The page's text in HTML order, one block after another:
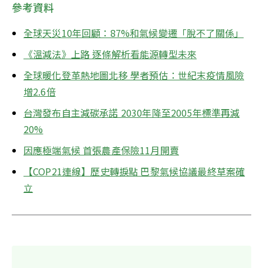
參考資料
全球天災10年回顧：87%和氣候變遷「脫不了關係」
《溫減法》上路 逐條解析看能源轉型未來
全球暖化登革熱地圖北移 學者預估：世紀末疫情風險
增2.6倍
台灣發布自主減碳承諾 2030年降至2005年標準再減
20%
因應極端氣候 首張農產保險11月開賣
【COP21連線】歷史轉捩點 巴黎氣候協議最終草案確
立